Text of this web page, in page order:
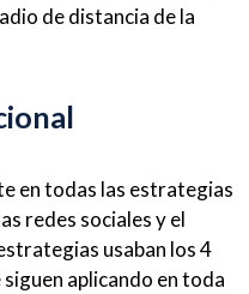
de distancia de la
en todas las estrategias
redes sociales y el
usaban los 4
aplicando en toda